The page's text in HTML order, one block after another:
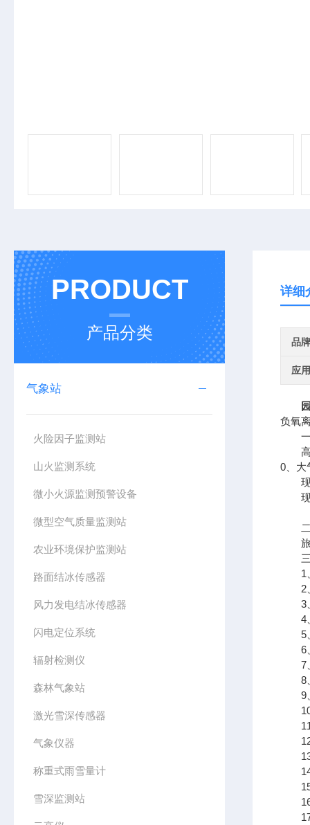
PRODUCT
产品分类
气象站
火险因子监测站
山火监测系统
微小火源监测预警设备
微型空气质量监测站
农业环境保护监测站
路面结冰传感器
风力发电结冰传感器
闪电定位系统
辐射检测仪
森林气象站
激光雪深传感器
气象仪器
称重式雨雪量计
雪深监测站
详细
品牌
应
负氧
一
高智
0、大
现场
现
二
旅游
三
1、
2、
3、
4、
5、
6、
7、
8、
9、
10
11
12
13
14
15
16
17